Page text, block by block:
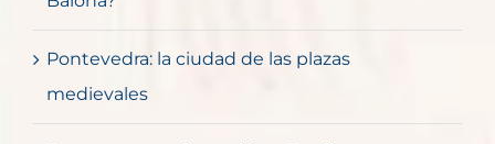
Pontevedra: la ciudad de las plazas
medievales